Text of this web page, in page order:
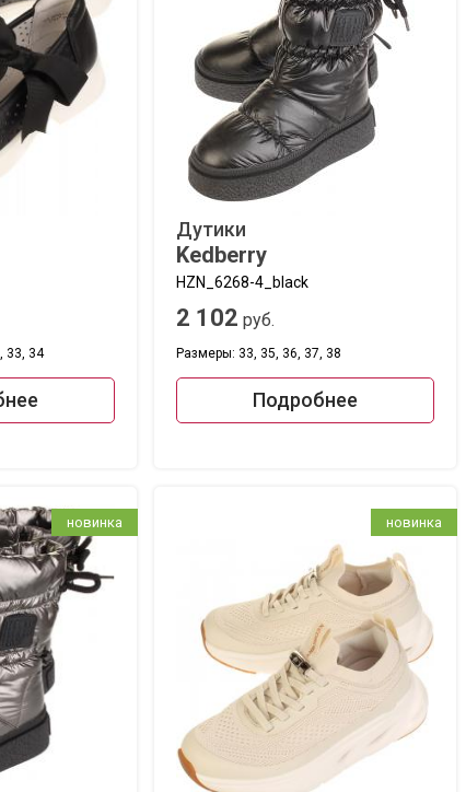
33, 34
Дутики
Kedberry
HZN_6268-4_black
2 102 руб.
Размеры: 33, 35, 36, 37, 38
Подробнее
новинка новинка